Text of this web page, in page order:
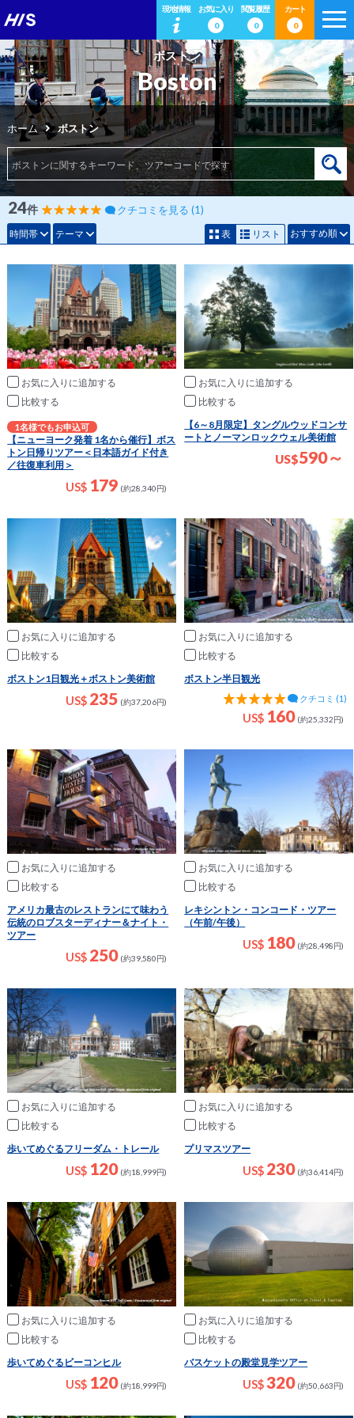
現地情報
お気に入り
0
閲覧履歴
0
カート
0
ボストン
Boston
ホーム ボストン
時間帯 テーマ
24件 クチコミを見る (1)
表 リスト おすすめ順
お気に入りに追加
比較
1名様でもお申込可
【ニューヨーク発着 1名から催行】ボス
トン日帰りツアー＜日本語ガイド付き
／往復車利用＞
US$ 179 (約28,340円)
お気に入りに追加
比較
【6～8月限定】タングルウッドコンサ
ートとノーマンロックウェル美術館
US$590～
お気に入りに追加
比較
ボストン1日観光＋ボストン美術館
US$ 235 (約37,206円)
お気に入りに追加
比較
ボストン半日観光
クチコミ (1)
US$ 160 (約25,332円)
お気に入りに追加
比較
アメリカ最古のレストランにて味わう
伝統のロブスターディナー＆ナイト・
ツアー
US$ 250 (約39,580円)
お気に入りに追加
比較
レキシントン・コンコード・ツアー
（午前/午後）
US$ 180 (約28,498円)
お気に入りに追加
比較
歩いてめぐるフリーダム・トレール
US$ 120 (約18,999円)
お気に入りに追加
比較
プリマスツアー
US$ 230 (約36,414円)
お気に入りに追加
比較
歩いてめぐるビーコンヒル
US$ 120 (約18,999円)
お気に入りに追加
比較
バスケットの殿堂見学ツアー
US$320 (約50,663円)